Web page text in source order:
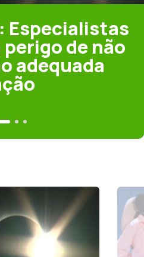
Especialistas
de não
adequada